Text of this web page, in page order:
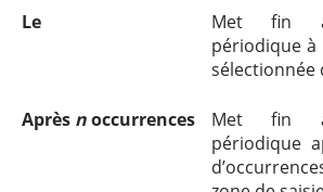
Le
Met fin à
périodique à
sélectionnée
Après noccurrences
Met fin à
périodique